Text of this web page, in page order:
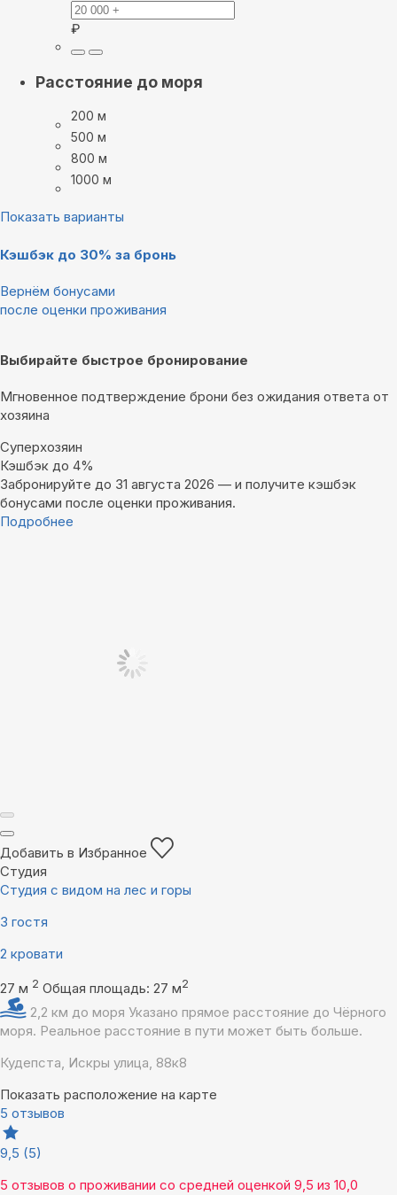
₽
Расстояние до моря
200 м
500 м
800 м
1000 м
Показать варианты
Кэшбэк до 30% за бронь
Вернём бонусами
после оценки проживания
Выбирайте быстрое бронирование
Мгновенное подтверждение брони без ожидания ответа от
хозяина
Суперхозяин
Кэшбэк до 4%
Забронируйте до 31 августа 2026 — и получите кэшбэк
бонусами после оценки проживания.
Подробнее
Добавить в Избранное
Студия
Студия с видом на лес и горы
3 гостя
2 кровати
27 м 2 Общая площадь: 27 м2
2,2 км до моря Указано прямое расстояние до Чёрного
моря. Реальное расстояние в пути может быть больше.
Кудепста, Искры улица, 88к8
Показать расположение на карте
5 отзывов
9,5 (5)
5 отзывов о проживании со средней оценкой 9,5 из 10,0